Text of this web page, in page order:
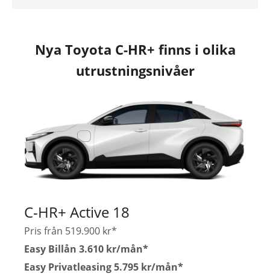
Nya Toyota C-HR+ finns i olika
utrustningsnivåer
C-HR+ Active 18
Pris från 519.900 kr*
Easy Billån 3.610 kr/mån*
Easy Privatleasing 5.795 kr/mån*